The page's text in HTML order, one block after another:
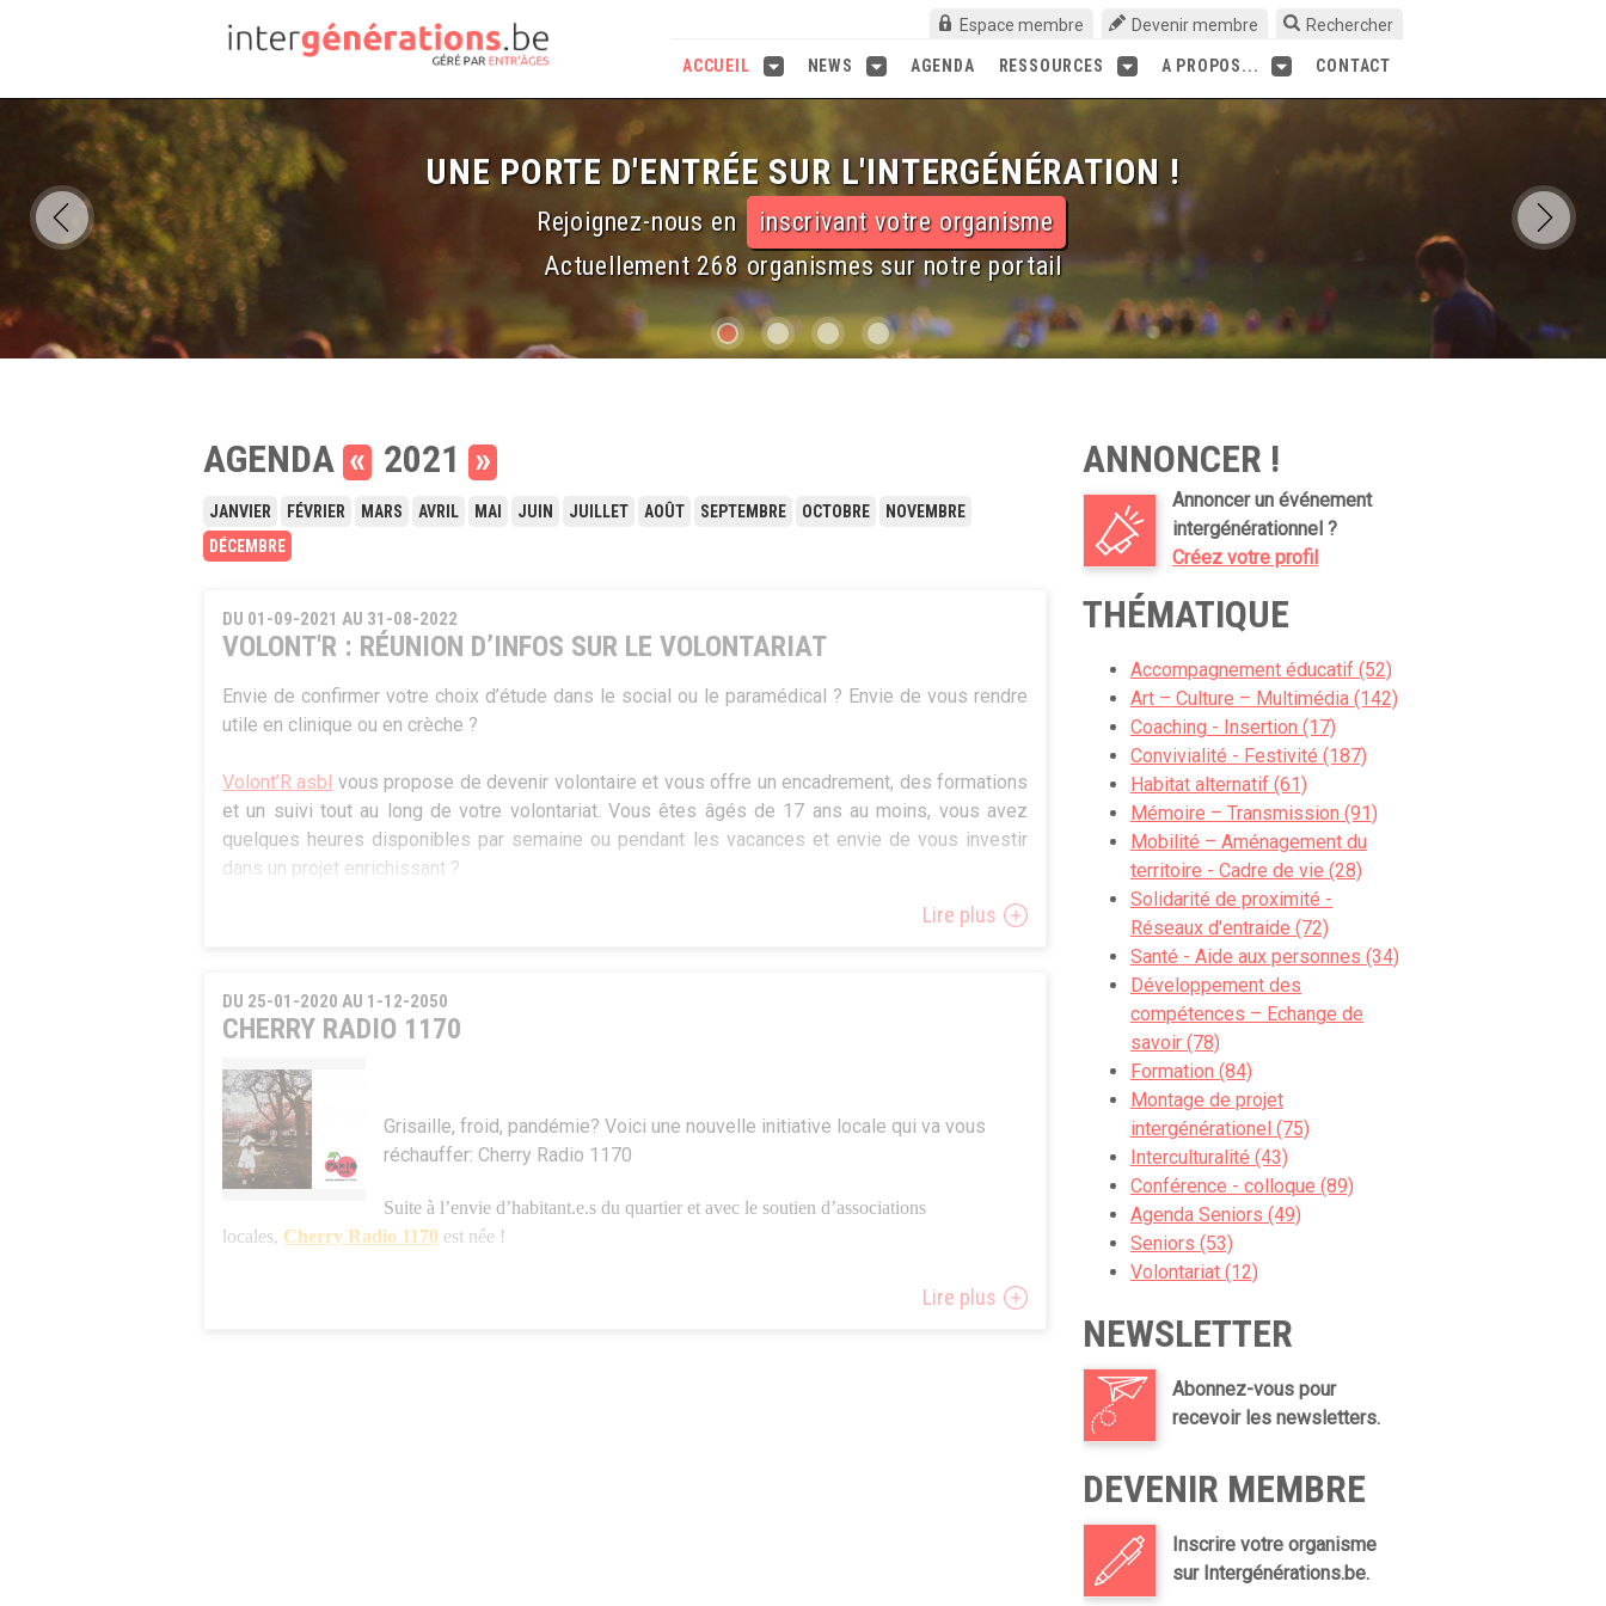
Espace membre Devenir membre Rechercher
CONTACT
A PROPOS...
RESSOURCES
AGENDA
NEWS
ACCUEIL
UNE PORTE D'ENTRÉE SUR L'INTERGÉNÉRATION !
Rejoignez-nous en inscrivant votre organisme
Actuellement 268 organismes sur notre portail
AGENDA « 2021 »
JANVIER FÉVRIER MARS AVRIL MAI JUIN JUILLET AOÛT SEPTEMBRE OCTOBRE
NOVEMBRE
DÉCEMBRE
DU 01-09-2021 AU 31-08-2022
VOLONT'R : RÉUNION D’INFOS SUR LE VOLONTARIAT
Envie de confirmer votre choix d’étude dans le social ou le paramédical ? Envie de vous rendre
utile en clinique ou en crèche ?
Volont’R asbl vous propose de devenir volontaire et vous offre un encadrement, des formations
et un suivi tout au long de votre volontariat. Vous êtes âgés de 17 ans au moins, vous avez
quelques heures disponibles par semaine ou pendant les vacances et envie de vous investir
dans un projet enrichissant ?
Venez nous rencontrer et poser vos questions lors de la séance d’informations et de
Infos et inscription : Séverine Galant : 02/219.15.62 –
Lire plus
DU 25-01-2020 AU 1-12-2050
CHERRY RADIO 1170
Grisaille, froid, pandémie? Voici une nouvelle initiative locale qui va vous
réchauffer: Cherry Radio 1170
Suite à l’envie d’habitant.e.s du quartier et avec le soutien d’associations
locales, Cherry Radio 1170 est née !
Ce sont des enregistrements à écouter en ligne réalisés par et pour les habitants. Des émissions publiques
Lire plus
ANNONCER !
Annoncer un événement
intergénérationnel ?
Créez votre profil
THÉMATIQUE
Accompagnement éducatif (52)
Art – Culture – Multimédia (142)
Coaching - Insertion (17)
Convivialité - Festivité (187)
Habitat alternatif (61)
Mémoire – Transmission (91)
Mobilité – Aménagement du
territoire - Cadre de vie (28)
Solidarité de proximité -
Réseaux d'entraide (72)
Santé - Aide aux personnes (34)
Développement des
compétences – Echange de
savoir (78)
Formation (84)
Montage de projet
intergénérationel (75)
Interculturalité (43)
Conférence - colloque (89)
Agenda Seniors (49)
Seniors (53)
Volontariat (12)
NEWSLETTER
Abonnez-vous pour
recevoir les newsletters.
DEVENIR MEMBRE
Inscrire votre organisme
sur Intergénérations.be.